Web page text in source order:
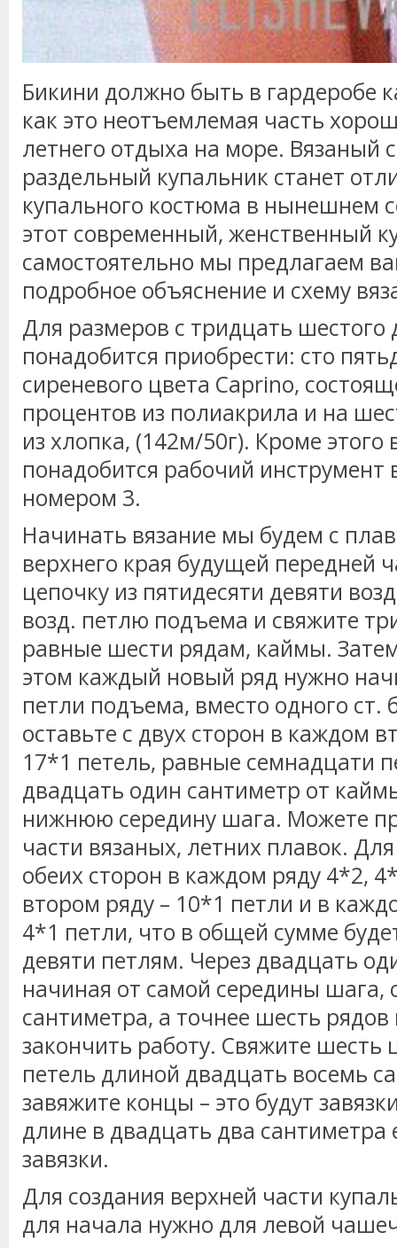
Бикини должно быть в гардеробе
как это неотъемлемая часть
летнего отдыха на море. Вязаный
раздельный купальник станет
купального костюма в нынешнем
этот современный, женственный
самостоятельно мы предлагаем
подробное объяснение и схему
Для размеров с тридцать шестого
понадобится приобрести: сто
сиреневого цвета Caprino,
процентов из полиакрила и на
из хлопка, (142м/50г). Кроме этого
понадобится рабочий
номером 3.
Начинать вязание мы будем с
верхнего края будущей передней
цепочку из пятидесяти девяти
возд. петлю подъема и свяжите
равные шести рядам, каймы.
этом каждый новый ряд нужно
петли подъема, вместо одного ст.
оставьте с двух сторон в каждом
17*1 петель, равные семнадцати
двадцать один сантиметр от
нижнюю середину шага. Можете
части вязаных, летних плавок.
обеих сторон в каждом ряду 4*2,
втором ряду – 10*1 петли и в
4*1 петли, что в общей сумме
девяти петлям. Через двадцать
начиная от самой середины шага,
сантиметра, а точнее шесть
закончить работу. Свяжите шесть
петель длиной двадцать восемь
завяжите концы – это будут
длине в двадцать два сантиметра
завязки.
Для создания верхней части
для начала нужно для левой